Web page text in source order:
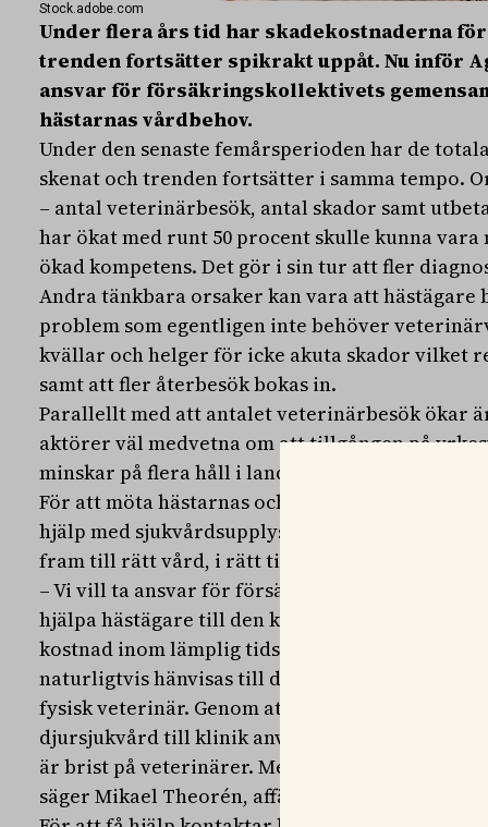
Stock.adobe.com
Under flera års tid har skadekostnaderna
trenden fortsätter spikrakt uppåt. Nu inför
ansvar för försäkringskollektivets
hästarnas vårdbehov.
Under den senaste femårsperioden har de
skenat och trenden fortsätter i samma tempo.
– antal veterinärbesök, antal skador samt
har ökat med runt 50 procent skulle kunna
ökad kompetens. Det gör i sin tur att fler
Andra tänkbara orsaker kan vara att
problem som egentligen inte behöver
kvällar och helger för icke akuta skador vilket
samt att fler återbesök bokas in.
Parallellt med att antalet veterinärbesök ökar
aktörer väl medvetna om att tillgången på
minskar på flera håll i landet.
För att möta hästarnas och hästägarnas behov
hjälp med sjukvårdsupplysning och
fram till rätt vård, i rätt tid och på rätt nivå.
– Vi vill ta ansvar för försäkringskollektivets
hjälpa hästägare till den klinik som erbjuder
kostnad inom lämplig tidsram utifrån hästens
naturligtvis hänvisas till den vård som krävs,
fysisk veterinär. Genom att enbart hänvisa de
djursjukvård till klinik används resurserna på
är brist på veterinärer. Med en akut sjuk häst
säger Mikael Theorén, affärsområdeschef för